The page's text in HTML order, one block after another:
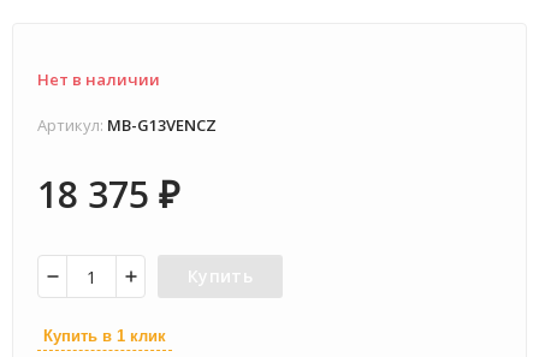
Нет в наличии
Артикул: MB-G13VENCZ
18 375 ₽
Купить
Купить в 1 клик